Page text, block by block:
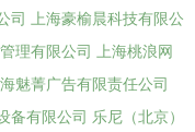
司
上海豪榆晨科技有限公
理有限公司
上海桃浪网
海魅菁广告有限责任公司
备有限公司 乐尼（北京）